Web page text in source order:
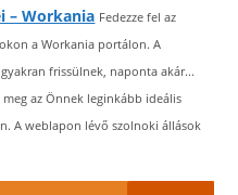
– Workania Fedezze fel az
a Workania portálon. A
frissülnek, naponta akár...
meg az Önnek leginkább ideális
A weblapon lévő szolnoki állások